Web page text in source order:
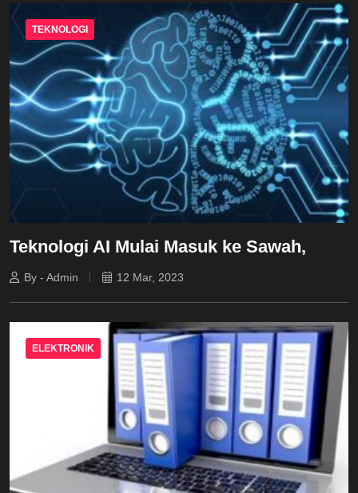
TEKNOLOGI
Teknologi AI Mulai Masuk ke Sawah,
By - Admin 12 Mar, 2023
ELEKTRONIK